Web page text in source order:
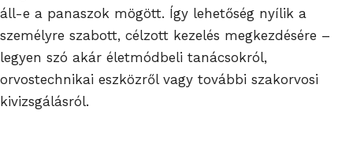
áll-e a panaszok mögött. Így lehetőség nyílik a
személyre szabott, célzott kezelés megkezdésére –
legyen szó akár életmódbeli tanácsokról,
orvostechnikai eszközről vagy további szakorvosi
kivizsgálásról.